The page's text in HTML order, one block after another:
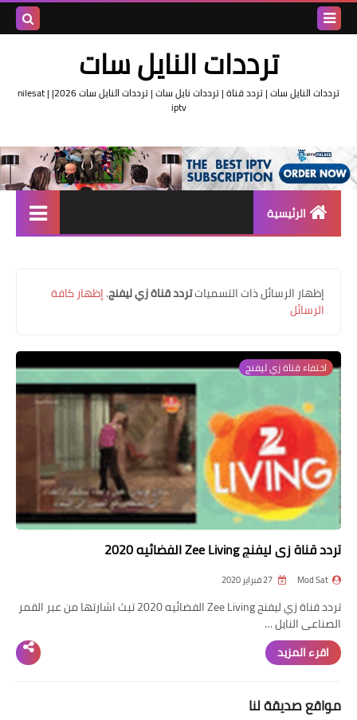
ترددات النايل سات
ترددات النايل سات | تردد قناة | ترددات نايل سات | ترددات النايل سات 2026| nilesat |
iptv
الرئيسية
اقوى ترددات النايل سات
تردد قناة
nilesat
iptv
ترددات النايل سات
ترددات النايل سات
‏إظهار الرسائل ذات التسمياتتردد قناة زي ليفنج.إظهار كافة
الرسائل
اختفاء قناة زي ليفنج
تردد قناة زي ليفنج Zee Living الفضائيه 2020
Mod Sat
تردد قناة زي ليفنج Zee Living الفضائيه 2020 تبث اشارتها من عبر القمر
الصناعى النايل …
اقرء المزيد
مواقع صديقة لنا